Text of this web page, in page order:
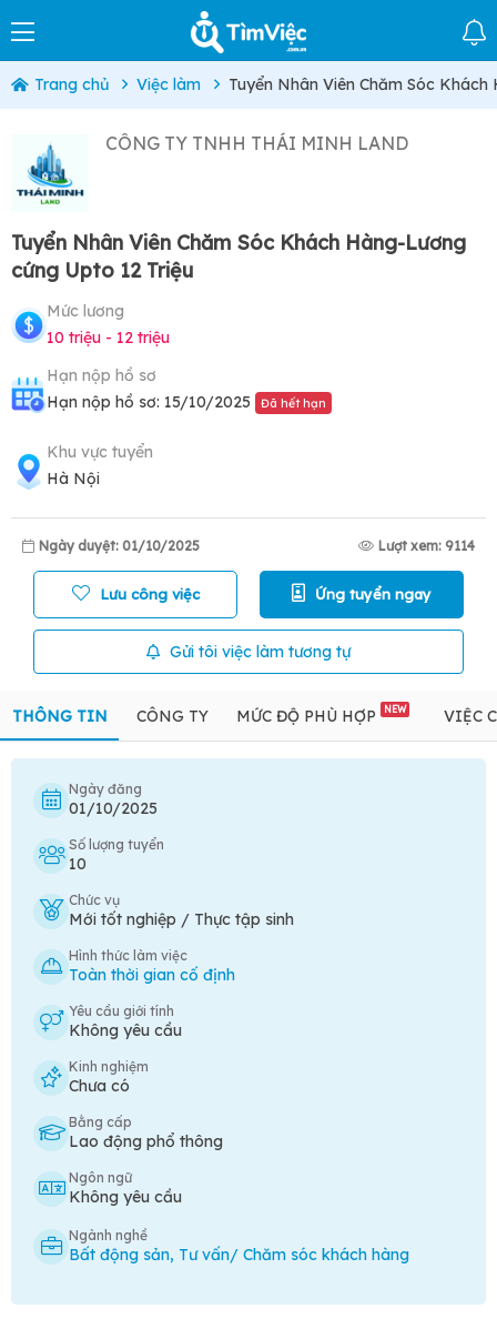
Trang chủ Việc làm Tuyển Nhân Viên Chăm Sóc
CÔNG TY TNHH THÁI MINH LAND
Tuyển Nhân Viên Chăm Sóc Khách Hàng-Lương
cứng Upto 12 Triệu
Mức lương
10 triệu - 12 triệu
Hạn nộp hồ sơ
Hạn nộp hồ sơ: 15/10/2025
Đã hết hạn
Khu vực tuyển
Hà Nội
Ngày duyệt: 01/10/2025 Lượt xem: 9114
Lưu công việc Ứng tuyển ngay
Gửi tôi việc làm tương tự
THÔNG TIN CÔNG TY MỨC ĐỘ PHÙ HỢP NEW VIỆC
Ngày đăng
01/10/2025
Số lượng tuyển
10
Chức vụ
Mới tốt nghiệp / Thực tập sinh
Hình thức làm việc
Toàn thời gian cố định
Yêu cầu giới tính
Không yêu cầu
Kinh nghiệm
Chưa có
Bằng cấp
Lao động phổ thông
Ngôn ngữ
Không yêu cầu
Ngành nghề
Bất động sản, Tư vấn/ Chăm sóc khách hàng